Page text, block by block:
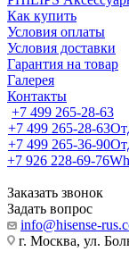
Как купить
Условия оплаты
Условия доставки
Гарантия на товар
Галерея
Контакты
+7 499 265-28-63
+7 499 265-28-63
+7 499 265-36-90
+7 926 228-69-76
Заказать звонок
Задать вопрос
info@hisense-
г. Москва, ул.